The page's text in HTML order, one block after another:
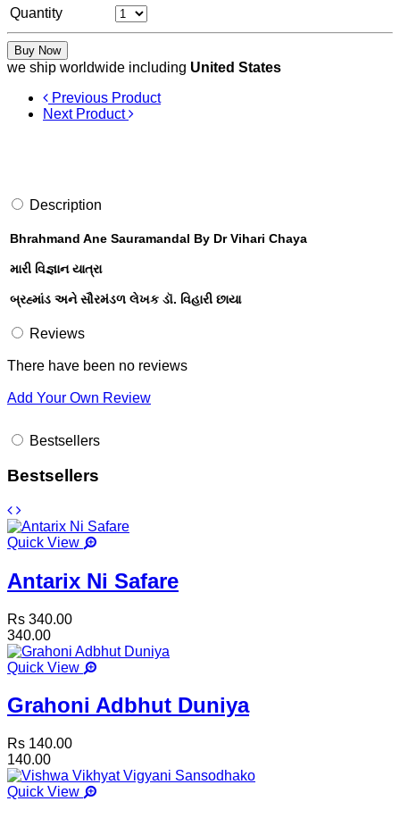
Quantity
Buy Now
we ship worldwide including United States
Previous Product
Next Product
Description
Bhrahmand Ane Sauramandal By Dr Vihari Chaya
મારી વિજ્ઞાન યાત્રા
બ્રહ્માંડ અને સૌરમંડળ લેખક ડૉ. વિહારી છાયા
Reviews
There have been no reviews
Add Your Own Review
Bestsellers
Bestsellers
Quick View
Antarix Ni Safare
Rs 340.00
340.00
Quick View
Grahoni Adbhut Duniya
Rs 140.00
140.00
Quick View